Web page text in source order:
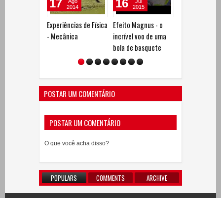
Experiências de Física
- Mecânica
17
2014
Efeito Magnus - o
incrível voo de uma
bola de basquete
16
2015
POSTAR UM COMENTÁRIO
POSTAR UM COMENTÁRIO
O que você acha disso?
POPULARS COMMENTS ARCHIVE